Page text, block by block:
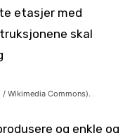
etasjer med
skal
Wikimedia Commons).
og enkle og